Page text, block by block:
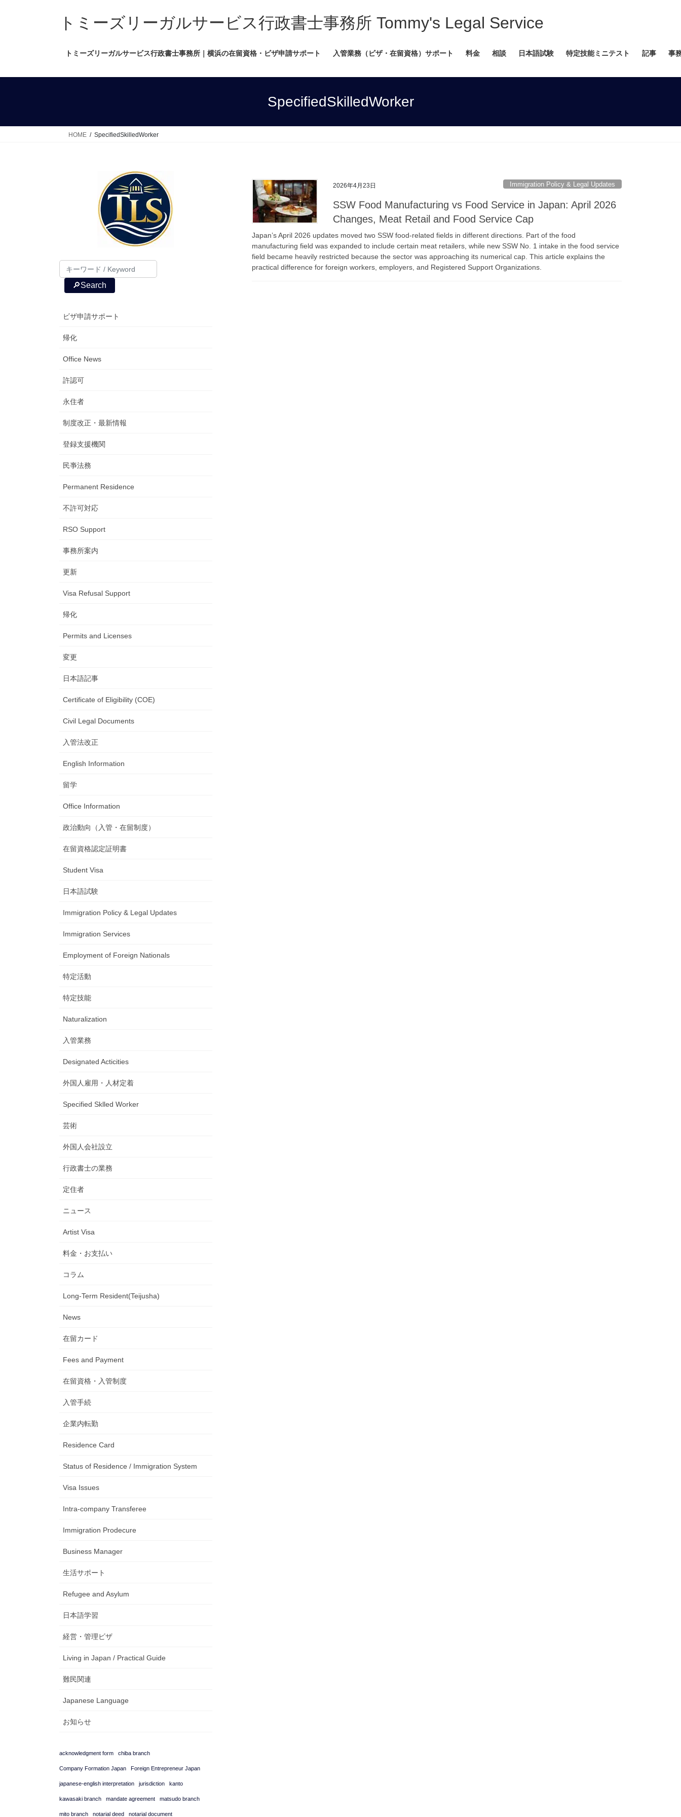
ス
ン
トミーズリーガルサービス行政書士事務所 Tommy's Legal Service
トミーズリーガルサービス行政書士事務所｜横浜の在留資格・ビザ申請サポート 入管業務（ビザ・在留資格）サポート 料金 相談 日本語試験 特定技能ミニテスト 記事 事
SpecifiedSkilledWorker
HOME SpecifiedSkilledWorker
2026年4月23日 Immigration Policy & Legal Updates
SSW Food Manufacturing vs Food Service in Japan: April 2026
Changes, Meat Retail and Food Service Cap
Japan’s April 2026 updates moved two SSW food-related fields in different directions. Part of the food
manufacturing field was expanded to include certain meat retailers, while new SSW No. 1 intake in the food service
field became heavily restricted because the sector was approaching its numerical cap. This article explains the
practical difference for foreign workers, employers, and Registered Support Organizations.
🔎Search
ビザ申請サポート
帰化
Office News
許認可
永住者
制度改正・最新情報
登録支援機関
民亊法務
Permanent Residence
不許可対応
RSO Support
事務所案内
更新
Visa Refusal Support
帰化
Permits and Licenses
変更
日本語記事
Certificate of Eligibility (COE)
Civil Legal Documents
入管法改正
English Information
留学
Office Information
政治動向（入管・在留制度）
在留資格認定証明書
Student Visa
日本語試験
Immigration Policy & Legal Updates
Immigration Services
Employment of Foreign Nationals
特定活動
特定技能
Naturalization
入管業務
Designated Acticities
外国人雇用・人材定着
Specified Sklled Worker
芸術
外国人会社設立
行政書士の業務
定住者
ニュース
Artist Visa
料金・お支払い
コラム
Long-Term Resident(Teijusha)
News
在留カード
Fees and Payment
在留資格・入管制度
入管手続
企業内転勤
Residence Card
Status of Residence / Immigration System
Visa Issues
Intra-company Transferee
Immigration Prodecure
Business Manager
生活サポート
Refugee and Asylum
日本語学習
経営・管理ビザ
Living in Japan / Practical Guide
難民関連
Japanese Language
お知らせ
acknowledgment form chiba branch
Company Formation Japan Foreign Entrepreneur Japan
japanese-english interpretation jurisdiction kanto
kawasaki branch mandate agreement matsudo branch
mito branch notarial deed notarial document